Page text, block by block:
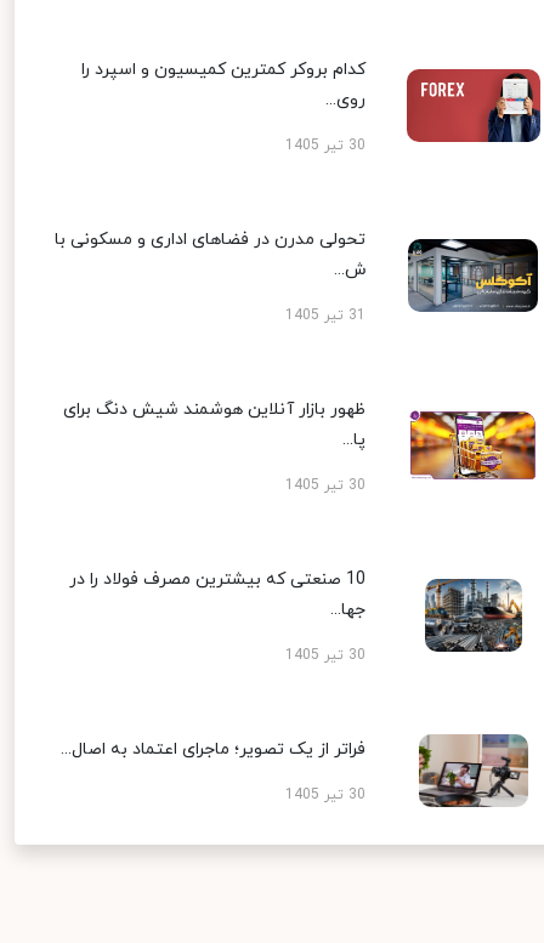
کدام بروکر کمترین کمیسیون و اسپرد را
روی...
30 تیر 1405
تحولی مدرن در فضاهای اداری و مسکونی با
ش...
ظهور بازار آنلاین هوشمند شیش دنگ برای
پا...
30 تیر 1405
10 صنعتی که بیشترین مصرف فولاد را در
جها...
30 تیر 1405
فراتر از یک تصویر؛ ماجرای اعتماد به اصال...
30 تیر 1405